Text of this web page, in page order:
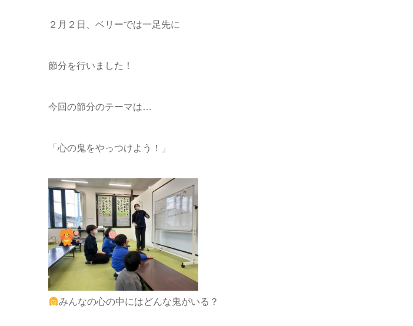
２月２日、ベリーでは一足先に
節分を行いました！
今回の節分のテーマは…
「心の鬼をやっつけよう！」
みんなの心の中にはどんな鬼がいる？